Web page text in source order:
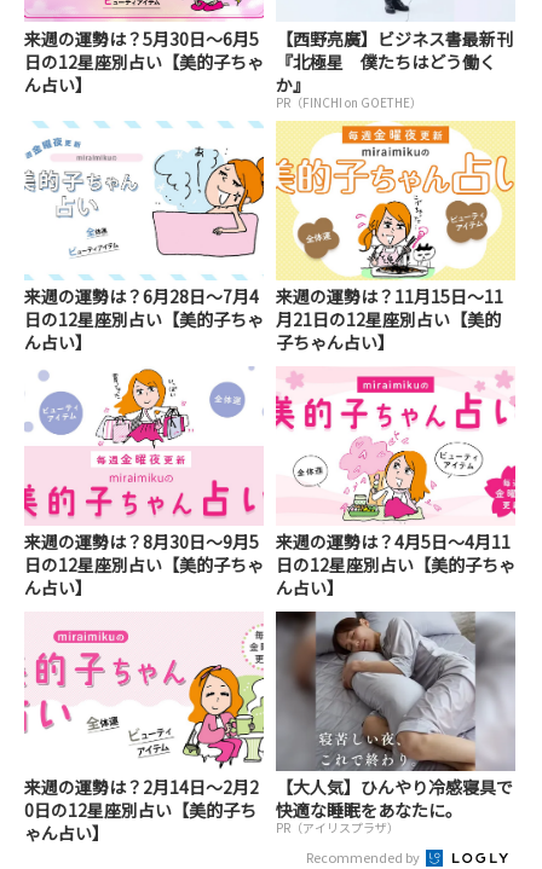
来週の運勢は？5月30日～6月5
日の12星座別占い【美的子ちゃ
ん占い】
【西野亮廣】ビジネス書最新刊
『北極星 僕たちはどう働く
か』
PR（FINCHI on GOETHE）
来週の運勢は？6月28日～7月4
日の12星座別占い【美的子ちゃ
ん占い】
来週の運勢は？11月15日～11
月21日の12星座別占い【美的
子ちゃん占い】
来週の運勢は？8月30日～9月5
日の12星座別占い【美的子ちゃ
ん占い】
来週の運勢は？4月5日～4月11
日の12星座別占い【美的子ちゃ
ん占い】
来週の運勢は？2月14日～2月2
0日の12星座別占い【美的子ち
ゃん占い】
【大人気】ひんやり冷感寝具で
快適な睡眠をあなたに。
PR（アイリスプラザ）
Recommended by